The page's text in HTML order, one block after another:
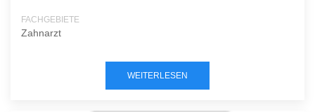
FACHGEBIETE
Zahnarzt
WEITERLESEN